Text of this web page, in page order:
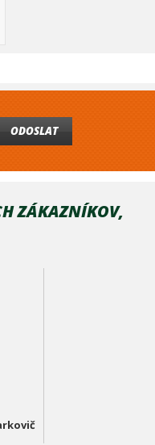
ODOSLAT
ZÁKAZNÍKOV,